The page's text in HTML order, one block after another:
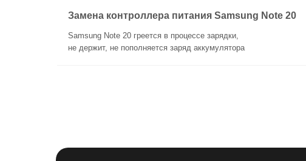
Замена контроллера питания Samsung Note 20
Samsung Note 20 греется в процессе зарядки,
не держит, не пополняется заряд аккумулятора